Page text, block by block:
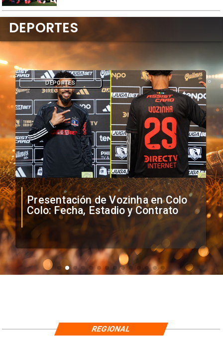
Presentación de Vozinha en Colo
Colo: Fecha, Estadio y Contrato
DEPORTES
DEPORTES
REGIONAL